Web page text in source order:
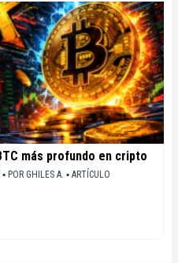
más profundo en cripto
POR GHILES A. ▪ ARTÍCULO